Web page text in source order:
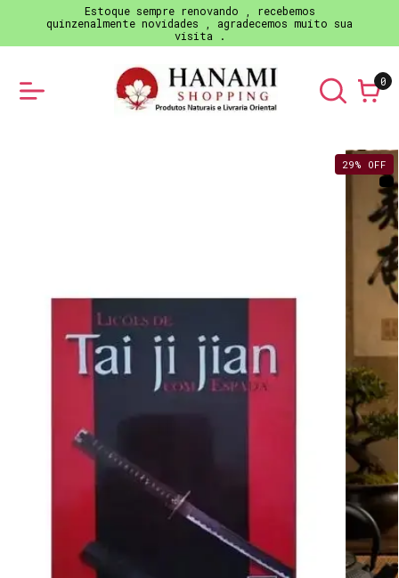
Estoque sempre renovando , recebemos
quinzenalmente novidades , agradecemos muito sua
visita .
0
29% OFF